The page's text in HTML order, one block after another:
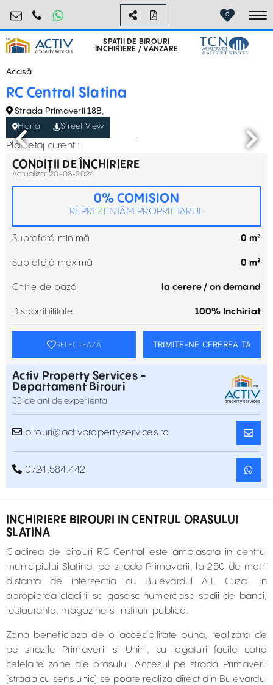
birouri@activpropertyservices.ro
0724.584.442 0
SPAȚII DE BIROURI
ÎNCHIRIERE / VÂNZARE
Acasă
RC Central Slatina
Strada Primaverii 18B,
Hartă
Street View
Plan etaj curent :
CONDIȚII DE ÎNCHIRIERE
Actualizat 20-08-2024
0% COMISION
REPREZENTĂM PROPRIETARUL
Suprafață minimă 0 m²
Suprafață maximă 0 m²
Chirie de bază la cerere / on demand
Disponibilitate 100% Inchiriat
SELECTEAZĂ TRIMITE-NE CEREREA TA
Activ Property Services -
Departament Birouri
33 de ani de experienta
birouri@activpropertyservices.ro
0724.584.442
INCHIRIERE BIROURI IN CENTRUL ORASULUI
SLATINA
Cladirea de birouri RC Central este amplasata in centrul
municipiului Slatina, pe strada Primaverii, la 250 de metri
distanta de intersectia cu Bulevardul A.I. Cuza. In
apropierea cladirii se gasesc numeroase sedii de banci,
restaurante, magazine si institutii publice.
Zona beneficiaza de o accesibilitate buna, realizata de
pe strazile Primaverii si Unirii, cu legaturi facile catre
celelalte zone ale orasului. Accesul pe strada Primaverii
(strada cu sens unic) se poate realiza direct din Bulevardul